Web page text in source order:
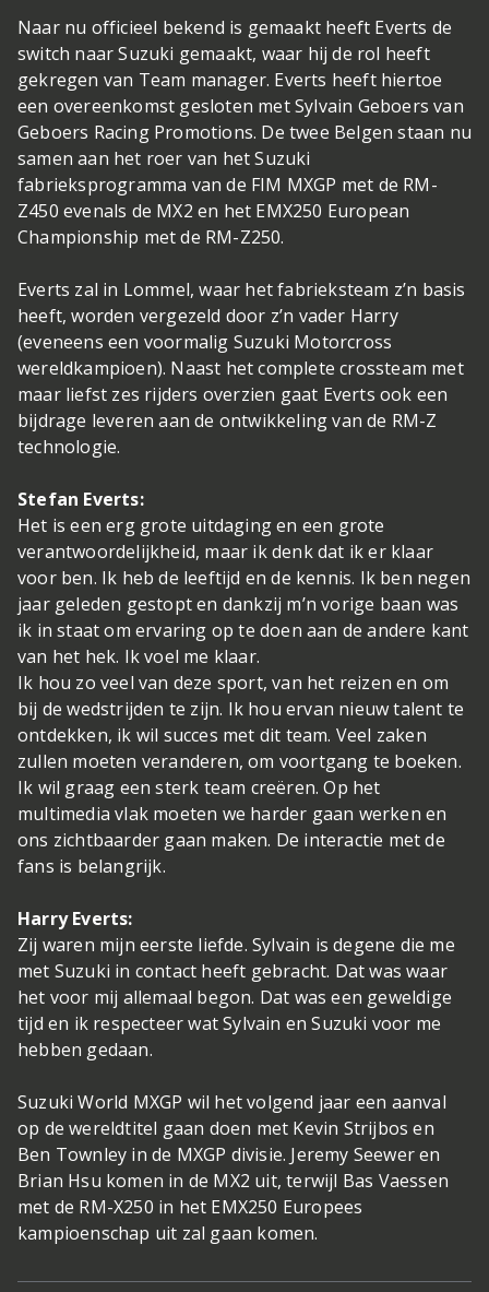
Naar nu officieel bekend is gemaakt heeft Everts de
switch naar Suzuki gemaakt, waar hij de rol heeft
gekregen van Team manager. Everts heeft hiertoe
een overeenkomst gesloten met Sylvain Geboers van
Geboers Racing Promotions. De twee Belgen staan nu
samen aan het roer van het Suzuki
fabrieksprogramma van de FIM MXGP met de RM-
Z450 evenals de MX2 en het EMX250 European
Championship met de RM-Z250.
Everts zal in Lommel, waar het fabrieksteam z’n basis
heeft, worden vergezeld door z’n vader Harry
(eveneens een voormalig Suzuki Motorcross
wereldkampioen). Naast het complete crossteam met
maar liefst zes rijders overzien gaat Everts ook een
bijdrage leveren aan de ontwikkeling van de RM-Z
technologie.
Stefan Everts:
Het is een erg grote uitdaging en een grote
verantwoordelijkheid, maar ik denk dat ik er klaar
voor ben. Ik heb de leeftijd en de kennis. Ik ben negen
jaar geleden gestopt en dankzij m’n vorige baan was
ik in staat om ervaring op te doen aan de andere kant
van het hek. Ik voel me klaar.
Ik hou zo veel van deze sport, van het reizen en om
bij de wedstrijden te zijn. Ik hou ervan nieuw talent te
ontdekken, ik wil succes met dit team. Veel zaken
zullen moeten veranderen, om voortgang te boeken.
Ik wil graag een sterk team creëren. Op het
multimedia vlak moeten we harder gaan werken en
ons zichtbaarder gaan maken. De interactie met de
fans is belangrijk.
Harry Everts:
Zij waren mijn eerste liefde. Sylvain is degene die me
met Suzuki in contact heeft gebracht. Dat was waar
het voor mij allemaal begon. Dat was een geweldige
tijd en ik respecteer wat Sylvain en Suzuki voor me
hebben gedaan.
Suzuki World MXGP wil het volgend jaar een aanval
op de wereldtitel gaan doen met Kevin Strijbos en
Ben Townley in de MXGP divisie. Jeremy Seewer en
Brian Hsu komen in de MX2 uit, terwijl Bas Vaessen
met de RM-X250 in het EMX250 Europees
kampioenschap uit zal gaan komen.